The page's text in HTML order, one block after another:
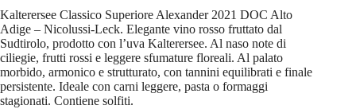
originale
era:
CHF 22.50.
attuale
è:
CHF 17.90.
Kalterersee Classico Superiore Alexander 2021 DOC Alto
Adige – Nicolussi-Leck. Elegante vino rosso fruttato dal
Sudtirolo, prodotto con l’uva Kalterersee. Al naso note di
ciliegie, frutti rossi e leggere sfumature floreali. Al palato
morbido, armonico e strutturato, con tannini equilibrati e finale
persistente. Ideale con carni leggere, pasta o formaggi
stagionati. Contiene solfiti.